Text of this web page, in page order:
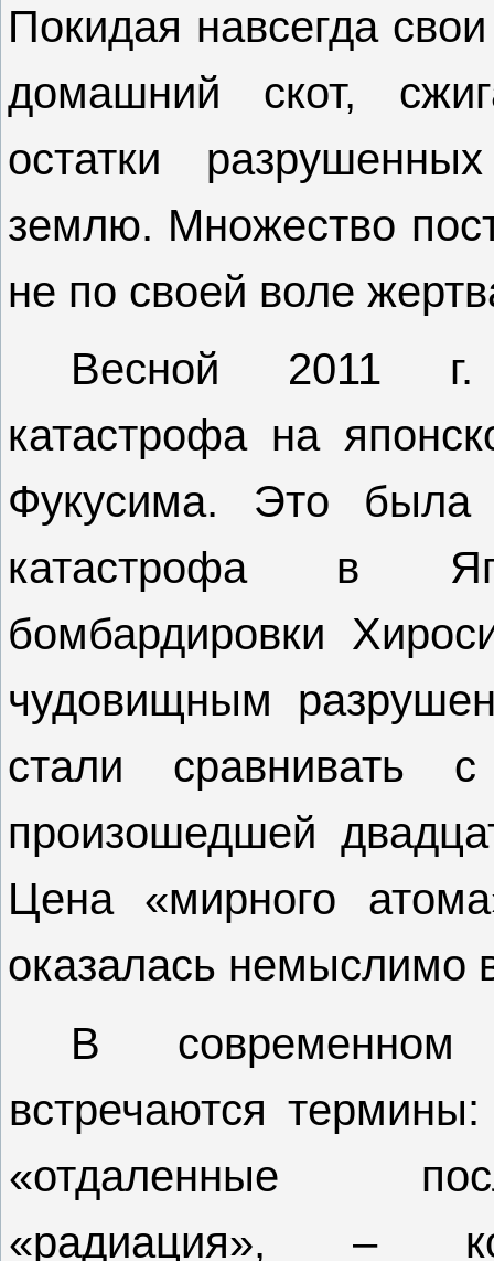
Покидая навсегда
домашний скот,
остатки
землю. Множество
не по своей воле
Весной 2011 г.
катастрофа на
Фукусима. Это была
катастрофа в
бомбардировки
чудовищным
стали сравнивать
произошедшей
Цена «мирного
оказалась немыслимо
В
встречаются
«отдаленные
«радиация», –